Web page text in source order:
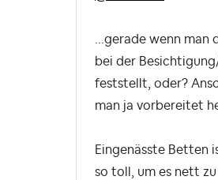
...gerade wenn man
bei der
feststellt, oder?
man ja vorbereitet
Eingenässte Betten
so toll, um es nett